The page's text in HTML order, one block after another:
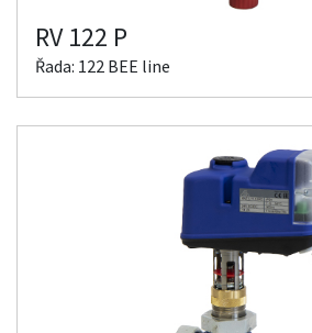
RV 122 P
Řada: 122 BEE line